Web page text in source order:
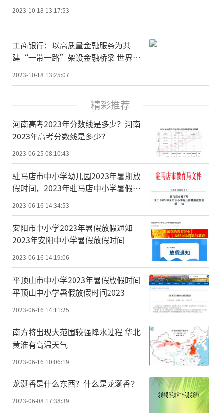
2023-10-18 13:17:53
工商银行：以高质量金融服务为共
建“一带一路”架设金融桥梁 世界速
看
2023-10-18 13:25:07
精彩推荐
河南高考2023年分数线是多少？河南
2023年高考分数线是多少？
2023-06-25 08:10:43
驻马店市中小学幼儿园2023年暑期放
假时间，2023年驻马店中小学暑假放
假时间
2023-06-16 14:34:53
安阳市中小学2023年暑假放假通知
2023年安阳中小学暑假放假时间
2023-06-16 14:19:06
平顶山市中小学2023年暑假放假时间
平顶山中小学暑假放假时间2023
2023-06-16 14:11:25
南方将出现大范围较强降水过程 华北
黄淮有高温天气
2023-06-16 10:06:19
龙涎香是什么东西？什么是龙涎香？
2023-06-08 17:38:39